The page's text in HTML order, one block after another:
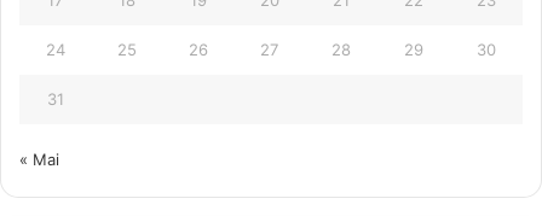
24 25 26 27 28 29 30
31
« Mai